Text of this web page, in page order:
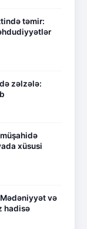
təmir:
zəlzələ:
xüsusi
və
hadisə